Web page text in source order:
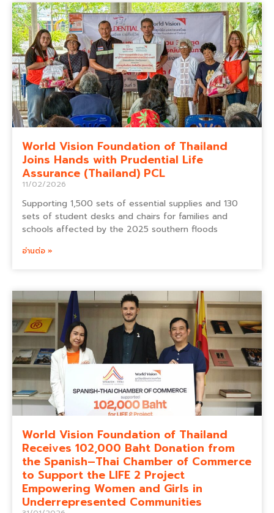
World Vision Foundation of Thailand
Joins Hands with Prudential Life
Assurance (Thailand) PCL
11/02/2026
Supporting 1,500 sets of essential supplies and 130
sets of student desks and chairs for families and
schools affected by the 2025 southern floods
อ่านต่อ »
World Vision Foundation of Thailand
Receives 102,000 Baht Donation from
the Spanish–Thai Chamber of Commerce
to Support the LIFE 2 Project
Empowering Women and Girls in
Underrepresented Communities